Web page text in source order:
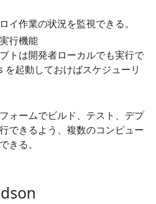
イ作業の状況を監視できる。
行機能
トは開発者ローカルでも実行で
を起動しておけばスケジューリ
ォームでビルド、テスト、デプ
できるよう、複数のコンピュー
きる。